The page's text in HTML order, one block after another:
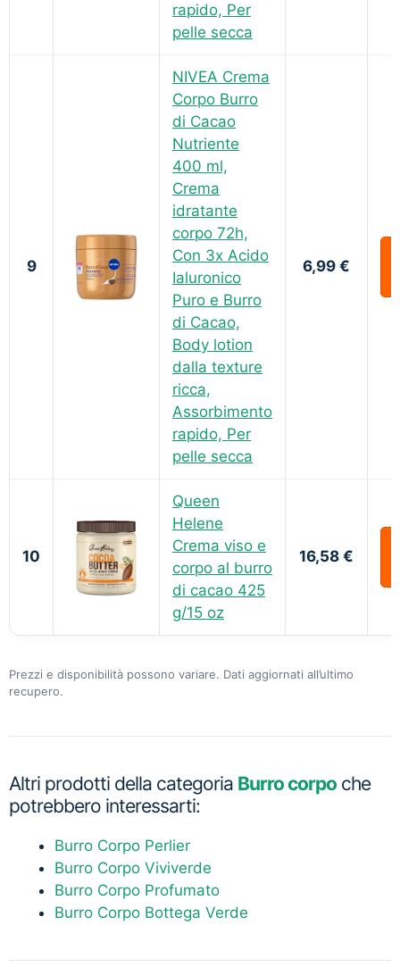
rapido, Per
pelle secca
9
NIVEA Crema
Corpo Burro
di Cacao
Nutriente
400 ml,
Crema
idratante
corpo 72h,
Con 3x Acido
Ialuronico
Puro e Burro
di Cacao,
Body lotion
dalla texture
ricca,
Assorbimento
rapido, Per
pelle secca
6,99 €
10
Queen
Helene
Crema viso e
corpo al burro
di cacao 425
g/15 oz
16,58 €
Prezzi e disponibilità possono variare. Dati aggiornati all’ultimo
recupero.
Altri prodotti della categoria Burro corpo che
potrebbero interessarti:
Burro Corpo Perlier
Burro Corpo Viviverde
Burro Corpo Profumato
Burro Corpo Bottega Verde